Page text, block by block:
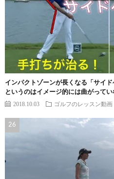
インパクトゾーンが長くなる「サイ
というのはイメージ的には曲がってい
2018.10.03 ゴルフのレッスン動画